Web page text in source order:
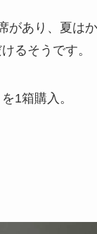
があり、夏は
るそうです。
1箱購入。